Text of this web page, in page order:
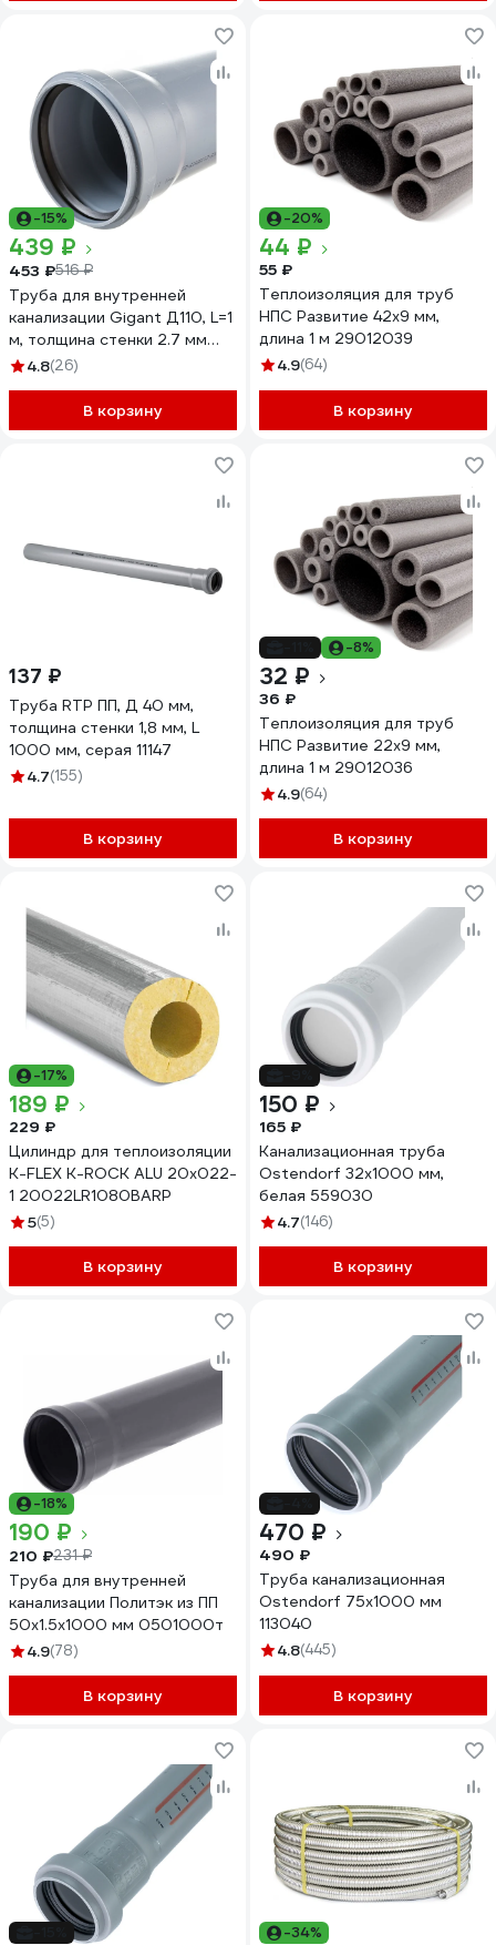
-15%
439 ₽
453 ₽516 ₽
Труба для внутренней
канализации Gigant Д110, L=1
м, толщина стенки 2.7 мм
GSG-25
4.8(26)
В корзину
-20%
44 ₽
55 ₽
Теплоизоляция для труб
НПС Развитие 42x9 мм,
длина 1 м 29012039
4.9(64)
В корзину
137 ₽
Труба RTP ПП, Д 40 мм,
толщина стенки 1,8 мм, L
1000 мм, серая 11147
4.7(155)
В корзину
-8%
32 ₽
36 ₽
Теплоизоляция для труб
НПС Развитие 22x9 мм,
длина 1 м 29012036
4.9(64)
В корзину
-17%
189 ₽
229 ₽
Цилиндр для теплоизоляции
K-FLEX K-ROCK ALU 20x022-
1 20022LR1080BARP
5(5)
В корзину
150 ₽
165 ₽
Канализационная труба
Ostendorf 32х1000 мм,
белая 559030
4.7(146)
В корзину
-18%
190 ₽
210 ₽231 ₽
Труба для внутренней
канализации Политэк из ПП
50х1.5х1000 мм 0501000т
4.9(78)
В корзину
470 ₽
490 ₽
Труба канализационная
Ostendorf 75х1000 мм
113040
4.8(445)
В корзину
-34%